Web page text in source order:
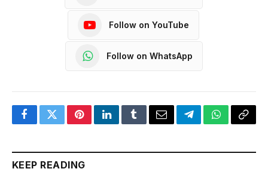
Follow on YouTube
Follow on WhatsApp
FacebookTwitterPinterestLinkedInTumblrEmailTelegramWhatsApp
Copy
KEEP READING